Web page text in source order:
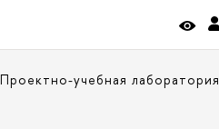
Проектно-учебная лаборатория